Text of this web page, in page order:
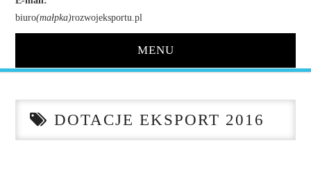
biuro(małpka)rozwojeksportu.pl
MENU
O NASDOTACJE EKSPORT 2016